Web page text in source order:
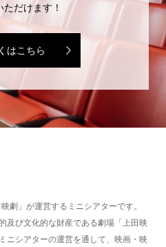
だけます！
はこちら
劇」が運営するミニシアターです。
及び文化的な財産である劇場「上田映
ニシアターの運営を通して、映画・映